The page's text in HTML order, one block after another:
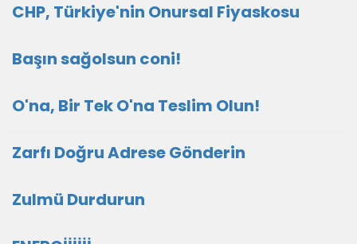
CHP, Türkiye'nin Onursal Fiyaskosu
Başın sağolsun coni!
O'na, Bir Tek O'na Teslim Olun!
Zarfı Doğru Adrese Gönderin
Zulmü Durdurun